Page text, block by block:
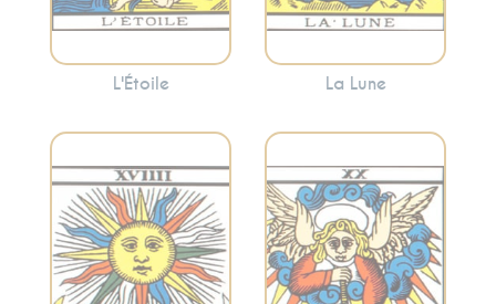
L'Étoile La Lune
Symbolise la joie, la
réussite, la vitalité
et la clarté. Le
Représente la
réévaluation, la
transformation et
l’appel intérieur. Le